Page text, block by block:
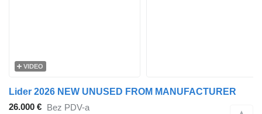
VIDEO
Lider 2026 NEW UNUSED FROM MANUFACTURER
26.000 € Bez PDV-a